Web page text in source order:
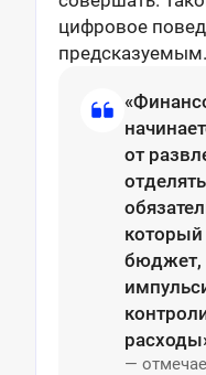
цифровое
предсказуемым.
от
который
бюджет,
—